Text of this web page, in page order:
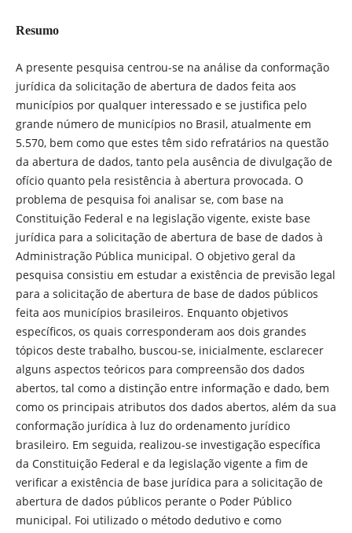
Resumo
A presente pesquisa centrou-se na análise da conformação
jurídica da solicitação de abertura de dados feita aos
municípios por qualquer interessado e se justifica pelo
grande número de municípios no Brasil, atualmente em
5.570, bem como que estes têm sido refratários na questão
da abertura de dados, tanto pela ausência de divulgação de
ofício quanto pela resistência à abertura provocada. O
problema de pesquisa foi analisar se, com base na
Constituição Federal e na legislação vigente, existe base
jurídica para a solicitação de abertura de base de dados à
Administração Pública municipal. O objetivo geral da
pesquisa consistiu em estudar a existência de previsão legal
para a solicitação de abertura de base de dados públicos
feita aos municípios brasileiros. Enquanto objetivos
específicos, os quais corresponderam aos dois grandes
tópicos deste trabalho, buscou-se, inicialmente, esclarecer
alguns aspectos teóricos para compreensão dos dados
abertos, tal como a distinção entre informação e dado, bem
como os principais atributos dos dados abertos, além da sua
conformação jurídica à luz do ordenamento jurídico
brasileiro. Em seguida, realizou-se investigação específica
da Constituição Federal e da legislação vigente a fim de
verificar a existência de base jurídica para a solicitação de
abertura de dados públicos perante o Poder Público
municipal. Foi utilizado o método dedutivo e como